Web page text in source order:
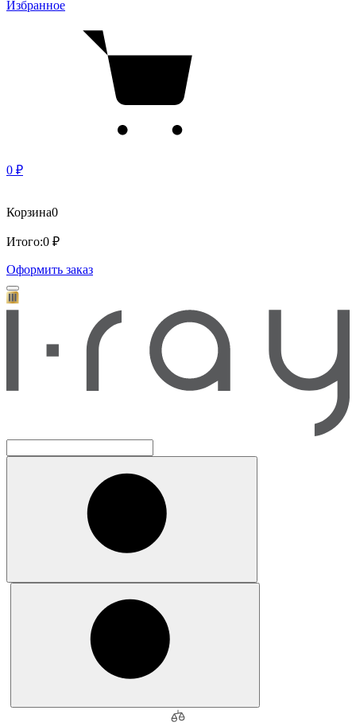
Избранное
0 ₽
Корзина0
Итого:0 ₽
Оформить заказ